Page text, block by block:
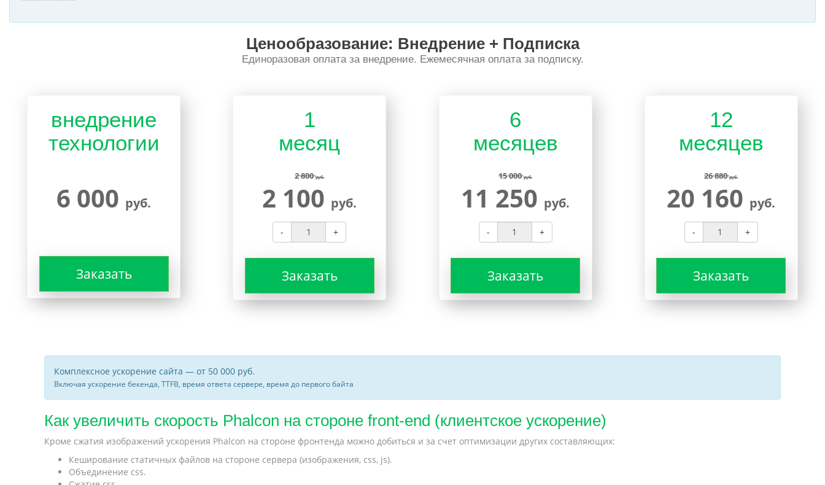
Ценообразование: Внедрение + Подписка
Единоразовая оплата за внедрение. Ежемесячная оплата за подписку.
внедрение
технологии
6 000 руб.
Заказать
1
месяц
2 800руб.
2 100 руб.
- +
Заказать
6
месяцев
15 000руб.
11 250 руб.
- +
Заказать
12
месяцев
26 880руб.
20 160 руб.
- +
Заказать
Комплексное ускорение сайта — от 50 000 руб.
Включая ускорение бекенда, TTFB, время ответа сервере, время до первого байта
Как увеличить скорость Phalcon на стороне front-end (клиентское ускорение)
Кроме сжатия изображений ускорения Phalcon на стороне фронтенда можно добиться и за счет оптимизации других составляющих:
Кеширование статичных файлов на стороне сервера (изображения, css, js).
Объединение css.